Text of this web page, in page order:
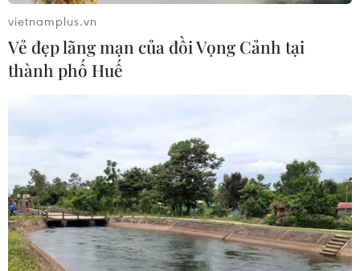
định hình tương lai
08/08/2026 10:09
59 năm ASEAN: Hy Lạp mong muốn
phát triển hơn nữa quan hệ với
ASEAN
vietnamplus.vn
Vẻ đẹp lãng mạn của đồi Vọng Cảnh tại
thành phố Huế